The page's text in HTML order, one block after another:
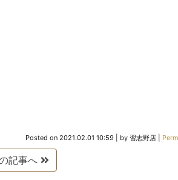
Posted on 2021.02.01 10:59 by 習志野店
記事へ